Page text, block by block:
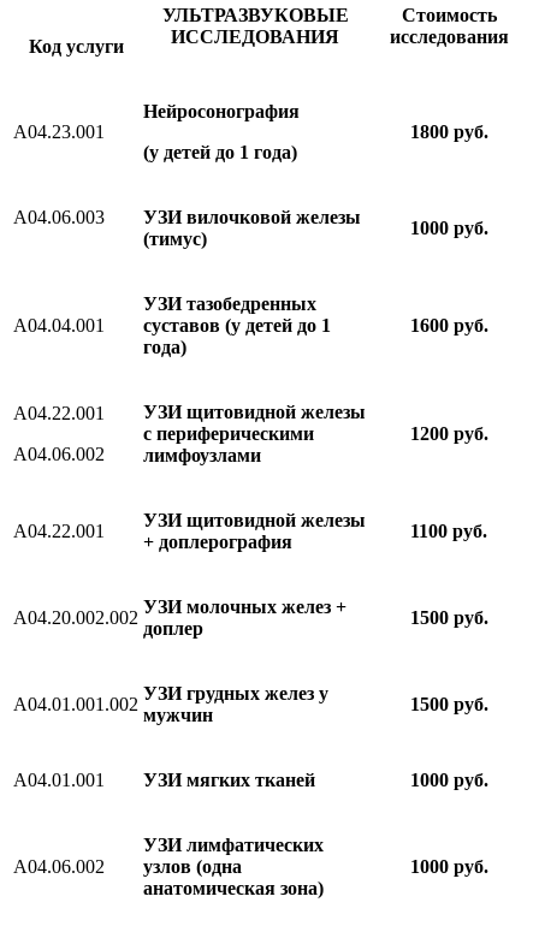
Код услуги
УЛЬТРАЗВУКОВЫЕ
ИССЛЕДОВАНИЯ
Стоимость
исследования
А04.23.001
Нейросонография
(у детей до 1 года)
1800 руб.
А04.06.003
УЗИ вилочковой железы
(тимус)
1000 руб.
А04.04.001
УЗИ тазобедренных
суставов (у детей до 1
года)
1600 руб.
A04.22.001
A04.06.002
УЗИ щитовидной железы
с периферическими
лимфоузлами
1200 руб.
A04.22.001
УЗИ щитовидной железы
+ доплерография
1100 руб.
A04.20.002.002
УЗИ молочных желез +
доплер
1500 руб.
А04.01.001.002
УЗИ грудных желез у
мужчин
1500 руб.
A04.01.001 УЗИ мягких тканей 1000 руб.
A04.06.002
УЗИ лимфатических
узлов (одна
анатомическая зона)
1000 руб.